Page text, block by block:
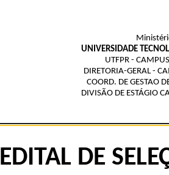
UNIVERSIDADE
UTFPR -
DIRETORIA-GERAL -
COORD. DE GESTAO
DIVISÃO DE ESTÁGIO
EDITAL DE